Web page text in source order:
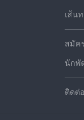
เส้น
สมัค
นักพั
ติดต่